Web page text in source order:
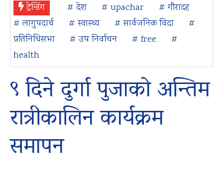
ट्रेन्डिंग # देश # upachar
# गौरादह
# लागुपदार्थ
# स्वास्थ्य # सार्वजनिक विदा
#
प्रतिनिधिसभा
# उप निर्वाचन # free
#
health
९ दिने दुर्गा पुजाको अन्तिम
रात्रीकालिन कार्यक्रम
समापन